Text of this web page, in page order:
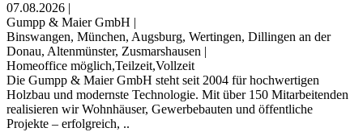
07.08.2026
Gumpp & Maier GmbH
Binswangen, München, Augsburg, Wertingen, Dillingen an der
Donau, Altenmünster, Zusmarshausen
Homeoffice möglich,Teilzeit,Vollzeit
Die Gumpp & Maier GmbH steht seit 2004 für hochwertigen
Holzbau und modernste Technologie. Mit über 150 Mitarbeitenden
realisieren wir Wohnhäuser, Gewerbebauten und öffentliche
Projekte – erfolgreich, ..